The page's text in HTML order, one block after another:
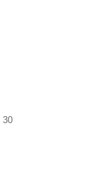
30